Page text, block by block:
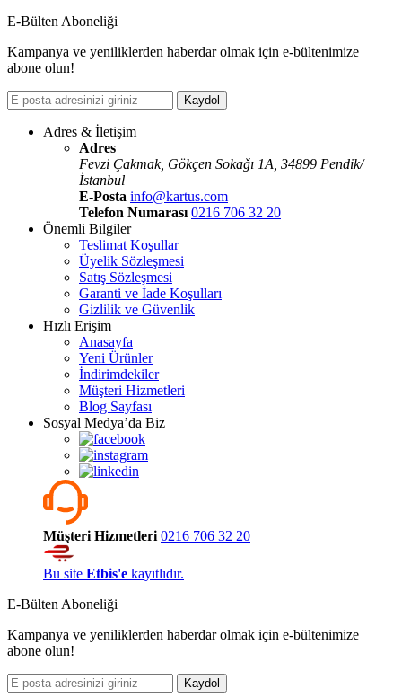
E-Bülten Aboneliği
Kampanya ve yeniliklerden haberdar olmak için e-bültenimize
abone olun!
Kaydol
Adres & İletişim
Adres
Fevzi Çakmak, Gökçen Sokaǧı 1A, 34899 Pendik/
İstanbul
E-Posta info@kartus.com
Telefon Numarası 0216 706 32 20
Önemli Bilgiler
Teslimat Koşullar
Üyelik Sözleşmesi
Satış Sözleşmesi
Garanti ve İade Koşulları
Gizlilik ve Güvenlik
Hızlı Erişim
Anasayfa
Yeni Ürünler
İndirimdekiler
Müşteri Hizmetleri
Blog Sayfası
Sosyal Medya’da Biz
Müşteri Hizmetleri 0216 706 32 20
Bu site Etbis'e kayıtlıdır.
E-Bülten Aboneliği
Kampanya ve yeniliklerden haberdar olmak için e-bültenimize
abone olun!
Kaydol